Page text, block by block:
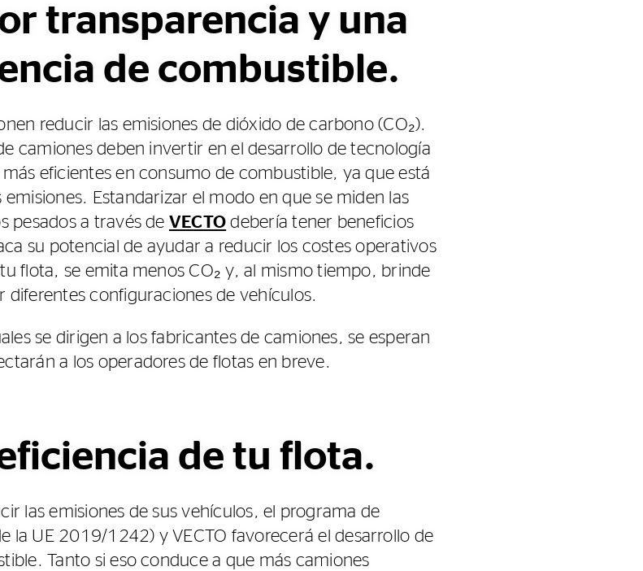
transparencia y una
de combustible.
reducir las emisiones de dióxido de carbono (CO₂).
camiones deben invertir en el desarrollo de tecnología
eficientes en consumo de combustible, ya que está
Estandarizar el modo en que se miden las
pesados a través de VECTO debería tener beneficios
su potencial de ayudar a reducir los costes operativos
flota, se emita menos CO₂ y, al mismo tiempo, brinde
configuraciones de vehículos.
se dirigen a los fabricantes de camiones, se esperan
a los operadores de flotas en breve.
de tu flota.
las emisiones de sus vehículos, el programa de
la UE 2019/1242) y VECTO favorecerá el desarrollo de
Tanto si eso conduce a que más camiones